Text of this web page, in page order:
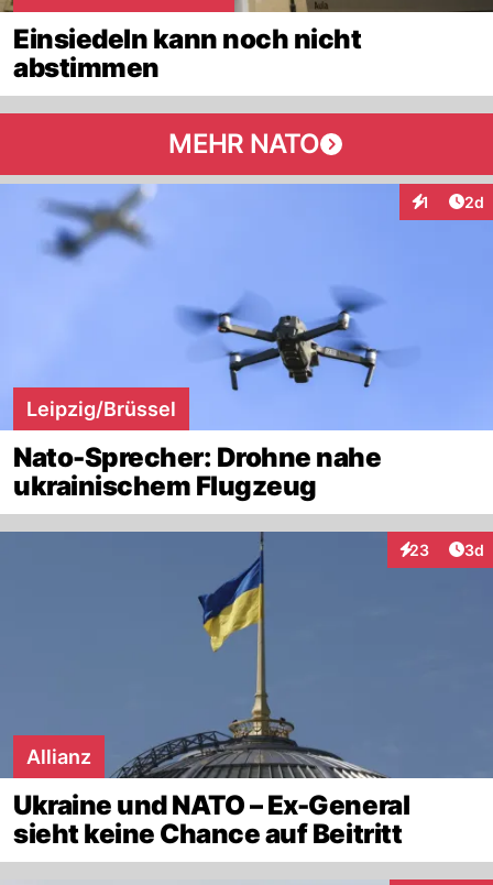
Einsiedeln kann noch nicht
abstimmen
MEHR NATO
1 2d
Leipzig/Brüssel
Nato-Sprecher: Drohne nahe
ukrainischem Flugzeug
23
Interaktionen
3d
Allianz
Ukraine und NATO – Ex-General
sieht keine Chance auf Beitritt